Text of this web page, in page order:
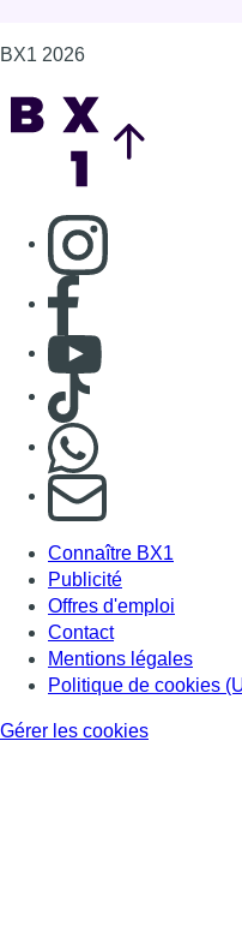
BX1 2026
Consulter page
Consulter page
Consulter
Consulter TikTok
S'abonner à
Connaître BX1
Publicité
Offres d'emploi
Contact
Mentions légales
Politique de cookies
Gérer les cookies